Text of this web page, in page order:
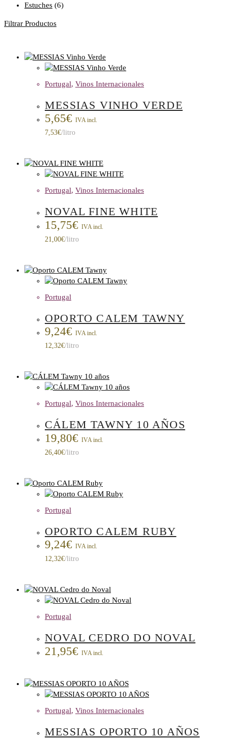
Estuches (6)
Filtrar Productos
Portugal, Vinos Internacionales
MESSIAS VINHO VERDE
5,65€ IVA incl.
7,53€/litro
Portugal, Vinos Internacionales
NOVAL FINE WHITE
15,75€ IVA incl.
21,00€/litro
Portugal
OPORTO CALEM TAWNY
9,24€ IVA incl.
12,32€/litro
Portugal, Vinos Internacionales
CÁLEM TAWNY 10 AÑOS
19,80€ IVA incl.
26,40€/litro
Portugal
OPORTO CALEM RUBY
9,24€ IVA incl.
12,32€/litro
Portugal
NOVAL CEDRO DO NOVAL
21,95€ IVA incl.
Portugal, Vinos Internacionales
MESSIAS OPORTO 10 AÑOS